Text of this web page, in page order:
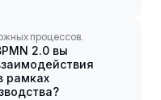
процессов.
2.0 вы
рамках